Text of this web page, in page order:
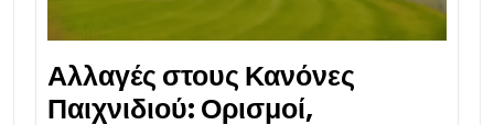
Αλλαγές στους Κανόνες
Παιχνιδιού: Ορισμοί,